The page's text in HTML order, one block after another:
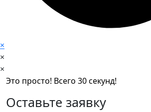
×
×
×
Это просто! Всего 30 секунд!
Оставьте заявку